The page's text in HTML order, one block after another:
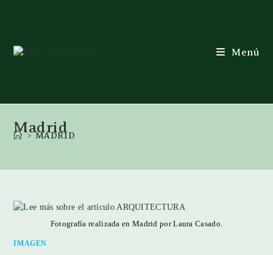
Menú
Madrid
> MADRID
Fotografía realizada en Madrid por Laura Casado.
IMAGEN